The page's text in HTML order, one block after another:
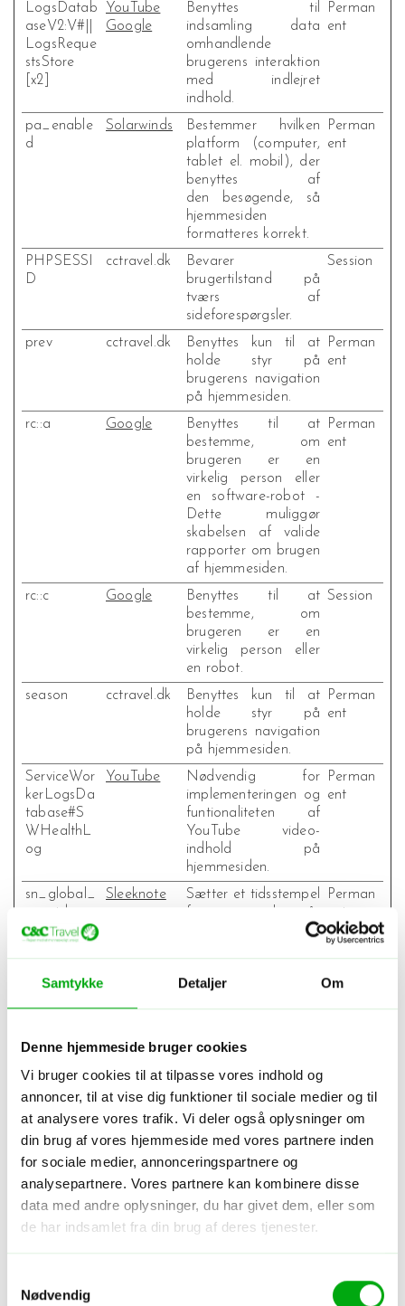
Samtykke Detaljer Om
Denne hjemmeside bruger cookies
Vi bruger cookies til at tilpasse vores indhold og
annoncer, til at vise dig funktioner til sociale medier og til
at analysere vores trafik. Vi deler også oplysninger om
din brug af vores hjemmeside med vores partnere inden
for sociale medier, annonceringspartnere og
analysepartnere. Vores partnere kan kombinere disse
data med andre oplysninger, du har givet dem, eller som
de har indsamlet fra din brug af deres tjenester.
Nødvendig
LogsDatab
aseV2:V#||
LogsReque
stsStore
[x2]
YouTube
Google
Benyttes til
indsamling data
omhandlende
brugerens interaktion
med indlejret
indhold.
Perman
ent
pa_enable
d
Solarwinds
Bestemmer hvilken
platform (computer,
tablet el. mobil), der
benyttes af
den besøgende, så
hjemmesiden
formatteres korrekt.
Perman
ent
PHPSESSI
D
cctravel.dk
Bevarer
brugertilstand på
tværs af
sideforespørgsler.
Session
prev cctravel.dk
Benyttes kun til at
holde styr på
brugerens navigation
på hjemmesiden.
Perman
ent
rc::a Google
Benyttes til at
bestemme, om
brugeren er en
virkelig person eller
en software-robot -
Dette muliggør
skabelsen af valide
rapporter om brugen
af hjemmesiden.
Perman
ent
rc::c Google
Benyttes til at
bestemme, om
brugeren er en
virkelig person eller
en robot.
Session
season cctravel.dk
Benyttes kun til at
holde styr på
brugerens navigation
på hjemmesiden.
Perman
ent
ServiceWor
kerLogsDa
tabase#S
WHealthL
og
YouTube
Nødvendig for
implementeringen og
funtionaliteten af
YouTube video-
indhold på
hjemmesiden.
Perman
ent
sn_global_
countdown
_last_reset
Sleeknote
Sætter et tidsstempel
for hvornår
den besøgende tilgik
formål.
Perman
ent
test_cookie Google
Anvendes til at tjekke
browser understøtter
1 dag
TESTCOO
KIESENA
BLED
YouTube
Benyttes til
indsamling data
omhandlende
brugerens interaktion
med indlejret
indhold.
1 dag
VISITOR_I
NFO1_LIV
YouTube
Forsøger at estimere
brugernes
180